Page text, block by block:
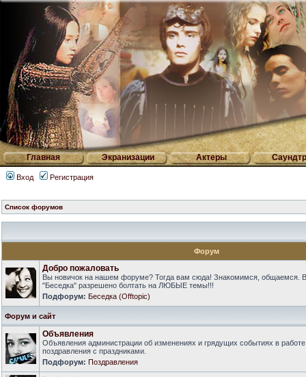
Главная Экранизации Актеры
Вход Регистрация
Список форумов
Форум
Добро пожаловать
Вы новичок на нашем форуме? Тогда вам сюда! Знакомимся, общаемся.
"Беседка" разрешено болтать на ЛЮБЫЕ темы!!!
Подфорум: Беседка (Offtopic)
Форум и сайт
Объявления
Объявления администрации об изменениях и грядущих событиях в
поздравления с праздниками.
Подфорум: Поздравления